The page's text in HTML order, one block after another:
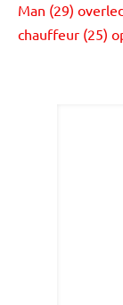
Man (29)
chauffeur (25)